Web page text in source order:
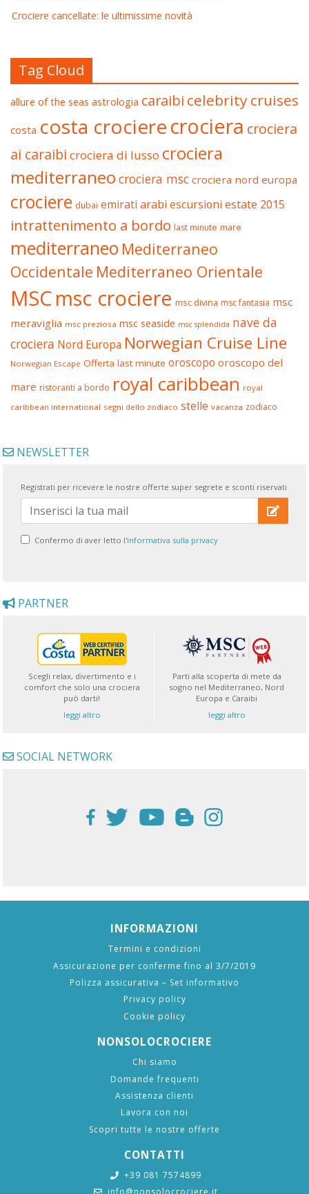
Crociere cancellate: le ultimissime novità
Tag Cloud
allure of the seas astrologia caraibi celebrity cruises
costa costa crocierecrociera crociera
ai caraibi crociera di lusso crociera
mediterraneo crociera msc crociera nord europa
crociere dubai emirati arabi escursioni estate 2015
intrattenimento a bordo last minute mare
mediterraneo Mediterraneo
Occidentale Mediterraneo Orientale
MSCmsc crociere msc divina msc fantasia msc
meraviglia msc preziosa msc seaside msc splendida nave da
crociera Nord Europa Norwegian Cruise Line
Norwegian Escape Offerta last minute oroscopo oroscopo del
mare ristoranti a bordo royal caribbean royal
caribbean international segni dello zodiaco stelle vacanza zodiaco
NEWSLETTER
Registrati per ricevere le nostre offerte super segrete e sconti riservati
Confermo di aver letto l'informativa sulla privacy
PARTNER
Scegli relax, divertimento e i
comfort che solo una crociera
può darti!
leggi altro
Parti alla scoperta di mete da
sogno nel Mediterraneo, Nord
Europa e Caraibi
leggi altro
SOCIAL NETWORK
INFORMAZIONI
Termini e condizioni
Assicurazione per conferme fino al 3/7/2019
Polizza assicurativa – Set informativo
Privacy policy
Cookie policy
NONSOLOCROCIERE
Chi siamo
Domande frequenti
Assistenza clienti
Lavora con noi
Scopri tutte le nostre offerte
CONTATTI
+39 081 7574899